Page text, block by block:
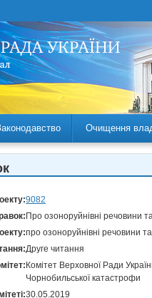
Очищення
9082
Про озоноруйнівні речовини
про озоноруйнівні речовини
Друге читання
Комітет Верховної Ради
Чорнобильської катастрофи
30.05.2019